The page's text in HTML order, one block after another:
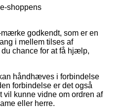
shoppens
godkendt, som er en
i mellem tilses af
chance for at få hjælp,
håndhæves i forbindelse
forbindelse er det også
vil kunne vidne om ordren af
eller herre.